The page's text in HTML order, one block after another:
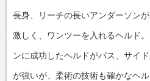
長身、リーチの長いアンダーソン
激しく、ワンツーを入れるヘルド
ンに成功したヘルドがパス、サイ
が強いが、柔術の技術も確かなヘ